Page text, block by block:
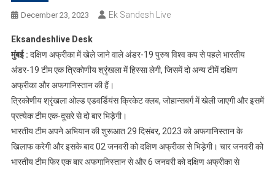
December 23, 2023 Ek Sandesh Live
Eksandeshlive Desk
मुंबई : दक्षिण अफ्रीका में खेले जाने वाले अंडर-19 पुरुष विश्व कप से पहले भारतीय
अंडर-19 टीम एक त्रिकोणीय श्रृंखला में हिस्सा लेगी, जिसमें दो अन्य टीमें दक्षिण
अफ्रीका और अफगानिस्तान की हैं।
त्रिकोणीय श्रृंखला ओल्ड एडवर्डियंस क्रिकेट क्लब, जोहान्सबर्ग में खेली जाएगी और इसमें
प्रत्येक टीम एक-दूसरे से दो बार भिड़ेगी।
भारतीय टीम अपने अभियान की शुरूआत 29 दिसंबर, 2023 को अफगानिस्तान के
खिलाफ करेगी और इसके बाद 02 जनवरी को दक्षिण अफ्रीका से भिड़ेगी। चार जनवरी को
भारतीय टीम फिर एक बार अफगानिस्तान से और 6 जनवरी को दक्षिण अफ्रीका से